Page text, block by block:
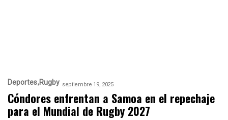
Deportes Rugby septiembre 19, 2025
Cóndores enfrentan a Samoa en el repechaje
para el Mundial de Rugby 2027